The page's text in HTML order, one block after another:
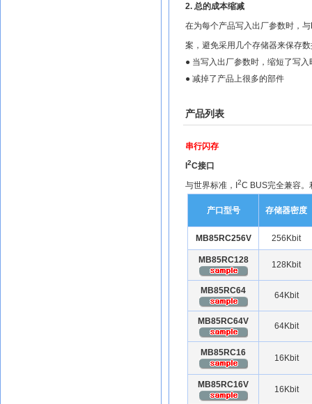
2. 总的成本缩减
在为每个产品写入出厂参数时，与
案，避免采用几个存储器来保存
● 当写入出厂参数时，缩短了写入
● 减掉了产品上很多的部件
产品列表
串行闪存
2C接口
与世界标准，I
2C BUS完全兼容
产口型号 存储器密度
MB85RC256V 256Kbit
MB85RC128 128Kbit
MB85RC64 64Kbit
MB85RC64V 64Kbit
MB85RC16
16Kbit
MB85RC16V 16Kbit